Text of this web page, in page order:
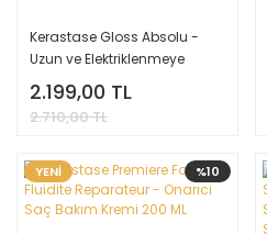
Kerastase Gloss Absolu -
Uzun ve Elektriklenmeye
Yatkın Saçlar için Şampuan
250 ml
2.199,00 TL
2.710,00 TL
%10
YENİ